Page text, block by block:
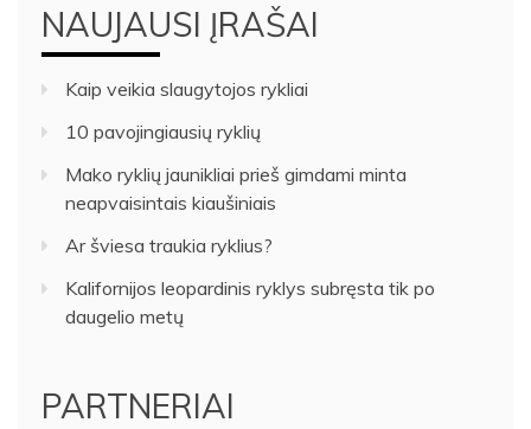
NAUJAUSI ĮRAŠAI
Kaip veikia slaugytojos rykliai
10 pavojingiausių ryklių
Mako ryklių jaunikliai prieš gimdami minta
neapvaisintais kiaušiniais
Ar šviesa traukia ryklius?
Kalifornijos leopardinis ryklys subręsta tik po
daugelio metų
PARTNERIAI